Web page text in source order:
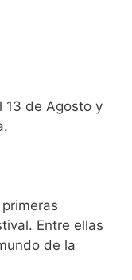
13 de Agosto y
Entre ellas
de la